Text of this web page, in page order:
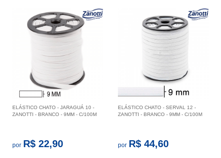
ELÁSTICO CHATO - JARAGUÁ 10 -
ZANOTTI - BRANCO - 9MM - C/100M
por R$ 22,90
ELÁSTICO CHATO - SERVAL 12 -
ZANOTTI - BRANCO - 9MM - C/100M
por R$ 44,60